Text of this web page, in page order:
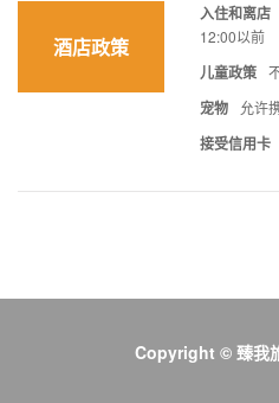
酒店政策
入住和离店
12:00以前
儿童政策
宠物 允许
接受信用卡
Copyright © 臻我